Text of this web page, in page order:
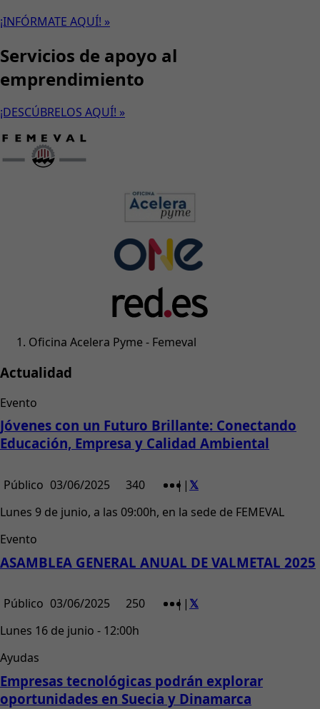
¡INFÓRMATE AQUÍ! »
Servicios de apoyo al
emprendimiento
¡DESCÚBRELOS AQUÍ! »
Oficina Acelera Pyme - Femeval
Actualidad
Evento
Jóvenes con un Futuro Brillante: Conectando
Educación, Empresa y Calidad Ambiental
Público 03/06/2025 340 | |
Lunes 9 de junio, a las 09:00h, en la sede de FEMEVAL
Evento
ASAMBLEA GENERAL ANUAL DE VALMETAL 2025
Público 03/06/2025 250 | |
Lunes 16 de junio - 12:00h
Ayudas
Empresas tecnológicas podrán explorar
oportunidades en Suecia y Dinamarca